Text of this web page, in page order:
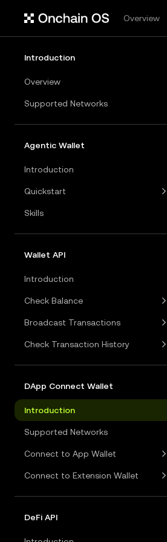
Overview
Introduction
Overview
Supported Networks
Agentic Wallet
Introduction
Quickstart
Skills
Wallet API
Introduction
Check Balance
Broadcast Transactions
Check Transaction History
DApp Connect Wallet
Introduction
Supported Networks
Connect to App Wallet
Connect to Extension Wallet
DeFi API